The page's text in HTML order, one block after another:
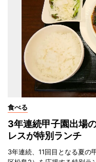
食べる
3年連続甲子園出場
レスが特別ランチ
3年連続、11回目となる夏の